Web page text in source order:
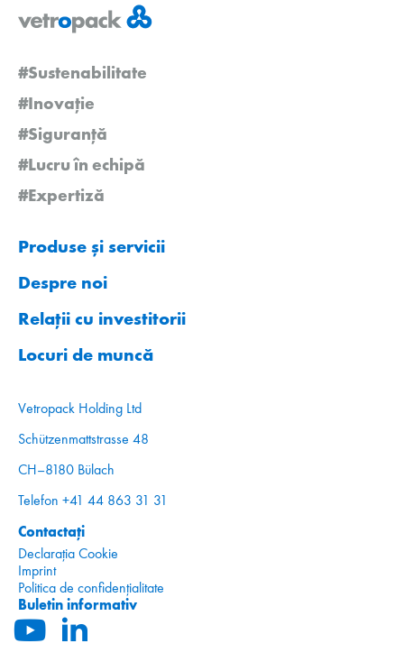
#Sustenabilitate
#Inovație
#Siguranță
#Lucru în echipă
#Expertiză
Produse și servicii
Despre noi
Relații cu investitorii
Locuri de muncă
Vetropack Holding Ltd
Schützenmattstrasse 48
CH–8180 Bülach
Telefon +41 44 863 31 31
Contactați
Declarația Cookie
Imprint
Politica de confidențialitate
Buletin informativ